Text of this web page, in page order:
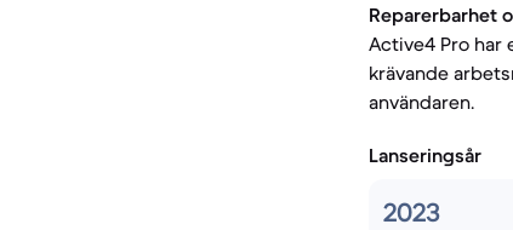
Reparerbarhet
Active4 Pro har
krävande
användaren.
Lanseringsår
2023